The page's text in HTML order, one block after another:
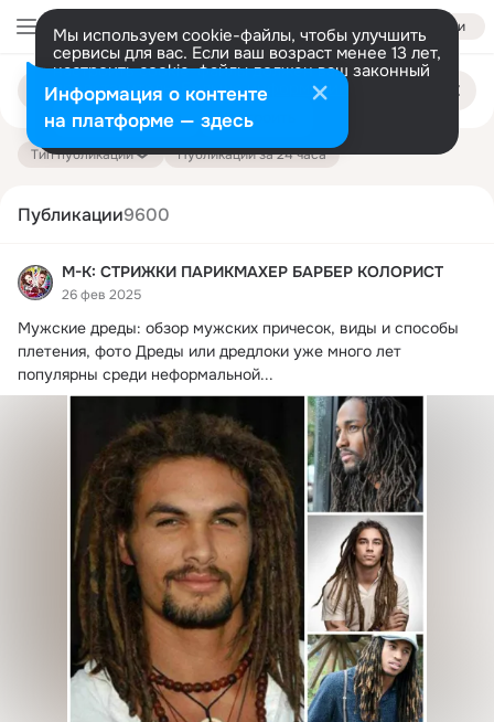
Войти
Мы используем cookie-файлы, чтобы улучшить
сервисы для вас. Если ваш возраст менее 13 лет,
настроить cookie-файлы должен ваш законный
представитель. Больше информации
Разрешить все Настроить
Поиск
публикациям
Тип публикации Публикации за 24 часа
Публикации9600
М-К: СТРИЖКИ ПАРИКМАХЕР БАРБЕР КОЛОРИСТ
26 фев 2025
Мужские дреды: обзор мужских причесок, виды и способы
плетения, фото Дреды или дредлоки уже много лет
популярны среди неформальной...
Информация о контенте
на платформе — здесь